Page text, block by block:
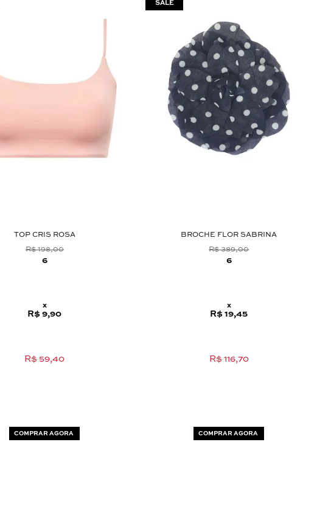
TOP CRIS ROSA
R$ 198,00
6
x
R$ 9,90
R$ 59,40
COMPRAR AGORA
BROCHE FLOR SABRINA
R$ 389,00
6
x
R$ 19,45
R$ 116,70
COMPRAR AGORA